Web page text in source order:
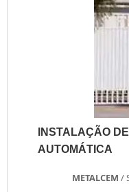
INSTALAÇÃO
AUTOMÁTICA
METALCEM /